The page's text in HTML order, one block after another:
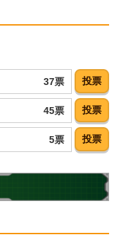
37票 投票
45票 投票
5票 投票